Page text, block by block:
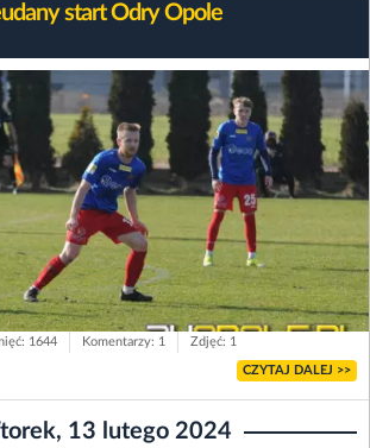
start Odry Opole
1644 Komentarzy: 1 Zdjęć: 1
CZYTAJ DALEJ >>
13 lutego 2024